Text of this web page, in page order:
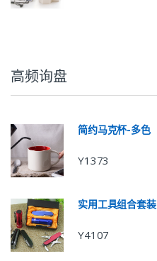
高频询盘
简约马克杯-多色
Y1373
实用工具组合套装
Y4107